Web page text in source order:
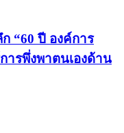
“60 ปี องค์การ
ารพึ่งพาตนเองด้าน